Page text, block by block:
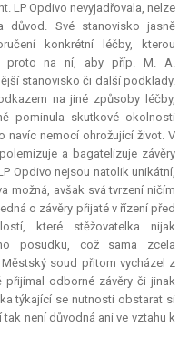
LP Opdivo nevyjadřovala, nelze
důvod. Své stanovisko jasně
konkrétní léčby, kterou
proto na ní, aby příp. M. A.
stanovisko či další podklady.
na jiné způsoby léčby,
pominula skutkové okolnosti
navíc nemocí ohrožující život. V
a bagatelizuje závěry
Opdivo nejsou natolik unikátní,
možná, avšak svá tvrzení ničím
o závěry přijaté v řízení před
které stěžovatelka nijak
posudku, což sama zcela
soud přitom vycházel z
přijímal odborné závěry či jinak
týkající se nutnosti obstarat si
není důvodná ani ve vztahu k